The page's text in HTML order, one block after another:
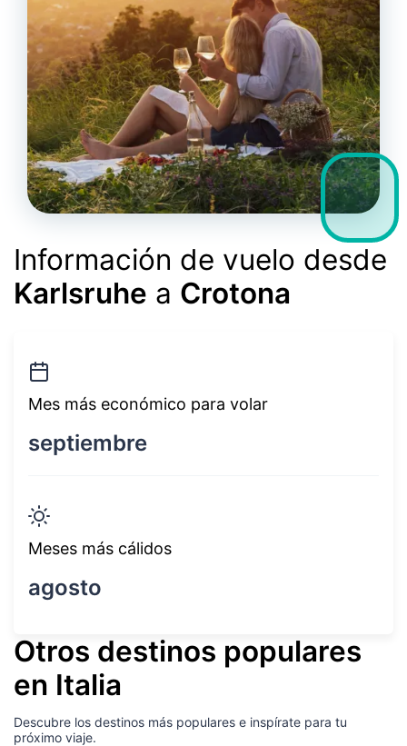
Información de vuelo desde
Karlsruhe a Crotona
Mes más económico para volar
septiembre
Meses más cálidos
agosto
Otros destinos populares
en Italia
Descubre los destinos más populares e inspírate para tu
próximo viaje.